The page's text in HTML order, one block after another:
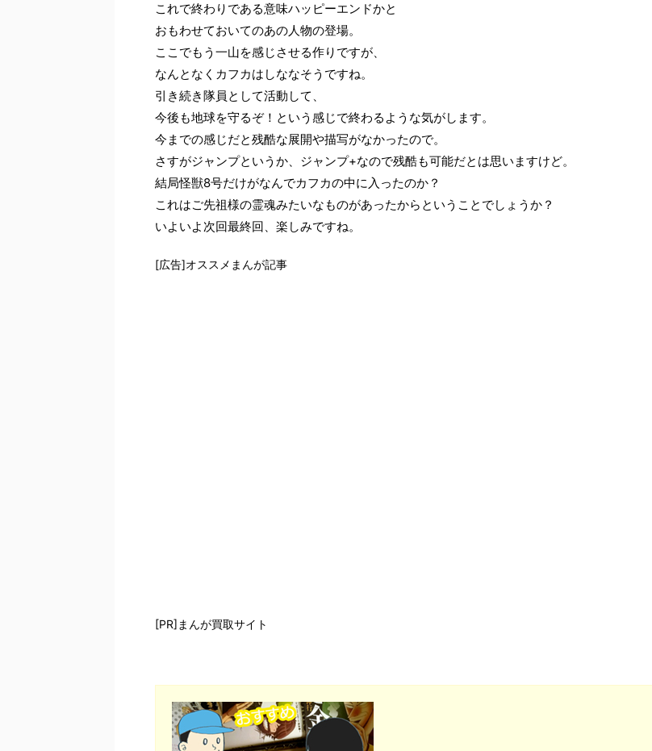
これで終わりである意味ハッピーエンドかと
おもわせておいてのあの人物の登場。
ここでもう一山を感じさせる作りですが、
なんとなくカフカはしななそうですね。
引き続き隊員として活動して、
今後も地球を守るぞ！という感じで終わるような気がします。
今までの感じだと残酷な展開や描写がなかったので。
さすがジャンプというか、ジャンプ+なので残酷も可能だとは思いますけど。
結局怪獣8号だけがなんでカフカの中に入ったのか？
これはご先祖様の霊魂みたいなものがあったからということでしょうか？
いよいよ次回最終回、楽しみですね。
[広告]オススメまんが記事
[PR]まんが買取サイト